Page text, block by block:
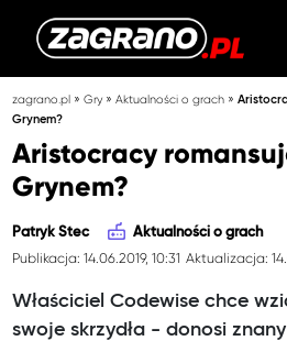
zagrano.pl »Gry»Aktualności o grach »
Grynem?
Aristocracy
Grynem?
Patryk Stec Aktualności o grach
Publikacja: 14.06.2019, 10:31 Aktualizacja:
Właściciel Codewise chce
swoje skrzydła - donosi